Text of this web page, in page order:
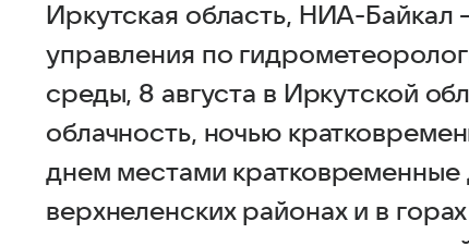
Иркутская область, НИА-
управления по
среды, 8 августа в Иркутской
облачность, ночью
днем местами кратковременные
верхнеленских районах и в